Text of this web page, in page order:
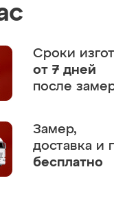
Сроки
от 7 дней
после
Замер,
доставка и
бесплатно